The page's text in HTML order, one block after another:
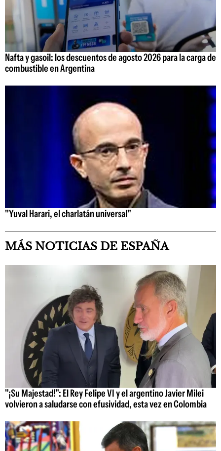
Nafta y gasoil: los descuentos de agosto 2026 para la carga de
combustible en Argentina
"Yuval Harari, el charlatán universal"
MÁS NOTICIAS DE ESPAÑA
"¡Su Majestad!": El Rey Felipe VI y el argentino Javier Milei
volvieron a saludarse con efusividad, esta vez en Colombia